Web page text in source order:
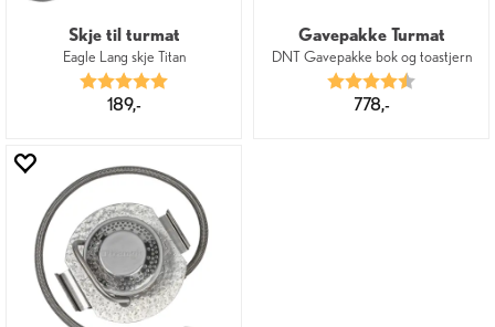
Skje til turmat
Eagle Lang skje Titan
Karakter:
189,-
Gavepakke Turmat
DNT Gavepakke bok og toastjern
Karakter:
778,-